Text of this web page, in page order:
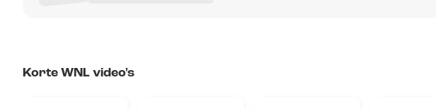
Korte WNL video's